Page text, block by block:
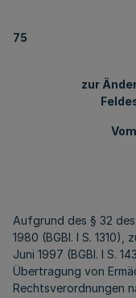
75
zur
Aufgrund des § 32
1980 (BGBl. I S.
Juni 1997 (BGBl. I S.
Übertragung von
Rechtsverordnungen